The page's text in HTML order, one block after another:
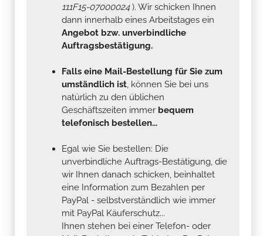
111F15-07000024). Wir schicken Ihnen
dann innerhalb eines Arbeitstages ein
Angebot bzw. unverbindliche
Auftragsbestätigung.
Falls eine Mail-Bestellung für Sie zum
umständlich ist, können Sie bei uns
natürlich zu den üblichen
Geschäftszeiten immer bequem
telefonisch bestellen...
Egal wie Sie bestellen: Die
unverbindliche Auftrags-Bestätigung, die
wir Ihnen danach schicken, beinhaltet
eine Information zum Bezahlen per
PayPal - selbstverständlich wie immer
mit PayPal Käuferschutz...
Ihnen stehen bei einer Telefon- oder